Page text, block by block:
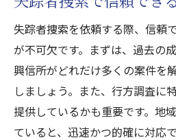
失踪者捜索を依頼する際、信頼
が不可欠です。まずは、過去の
興信所がどれだけ多くの案件を
しましょう。また、行方調査に
提供しているかも重要です。地
ていると、迅速かつ的確に対応